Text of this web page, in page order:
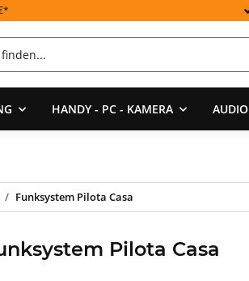
HANDY - PC - KAMERA AUDIO
Funksystem Pilota Casa
Pilota Casa